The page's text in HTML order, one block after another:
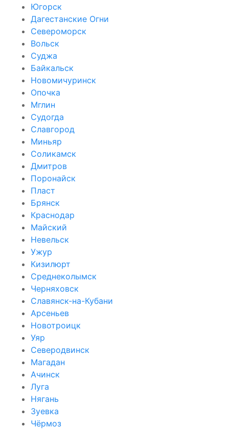
Югорск
Дагестанские Огни
Североморск
Вольск
Суджа
Байкальск
Новомичуринск
Опочка
Мглин
Судогда
Славгород
Миньяр
Соликамск
Дмитров
Поронайск
Пласт
Брянск
Краснодар
Майский
Невельск
Ужур
Кизилюрт
Среднеколымск
Черняховск
Славянск-на-Кубани
Арсеньев
Новотроицк
Уяр
Северодвинск
Магадан
Ачинск
Луга
Нягань
Зуевка
Чёрмоз